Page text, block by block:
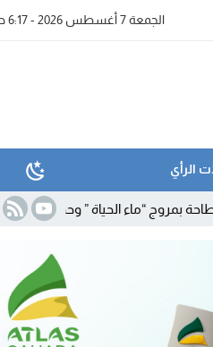
الجمعة 7 أغسطس 2026 - 6:17 صباحًا
الرأي
الحياة ” وحجز معدات للتقطير 19:39